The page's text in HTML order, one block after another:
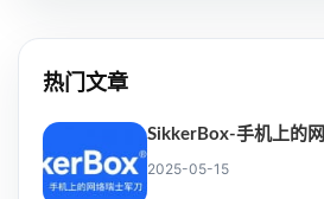
热门文章
SikkerBox-手机上的
2025-05-15